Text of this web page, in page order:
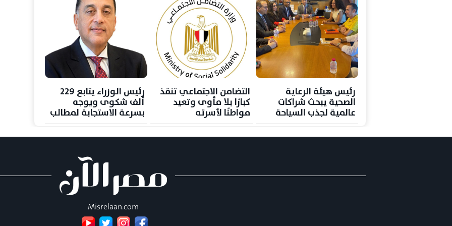
رئيس هيئة الرعاية
الصحية يبحث شراكات
عالمية لجذب السياحة
التضامن الاجتماعي تنقذ
كبارًا بلا مأوى وتعيد
مواطنًا لأسرته
رئيس الوزراء يتابع 229
ألف شكوى ويوجه
بسرعة الاستجابة لمطالب
Misrelaan.com